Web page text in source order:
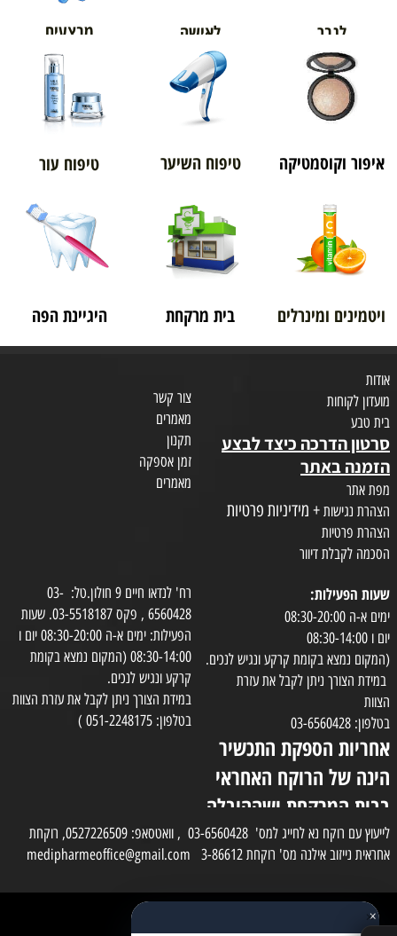
לגבר לאישה מבצעים
איפור וקוסמטיקה טיפוח השיער טיפוח עור
ויטמינים ומינרלים בית מרקחת היגיינת הפה
אודות
מועדון לקוחות
בית טבע
סרטון הדרכה כיצד לבצע
הזמנה באתר
מפת אתר
הצהרת נגישות + מידיניות פרטיות
הצהרת פרטיות
הסכמה לקבלת דיוור
צור קשר
מאמרים
תקנון
זמן אספקה
מאמרים
שעות הפעילות:
ימים א-ה 08:30-20:00
יום ו 08:30-14:00
(המקום נמצא בקומת קרקע ונגיש לנכים.
במידת הצורך ניתן לקבל את עזרת
הצוות
בטלפון: 03-6560428
אחריות הספקת התכשיר
הינה של הרוקח האחראי
בבית המרקחת ושההובלה
בפועל תעשה בעזרת
השליח
רח' לנדאו חיים 9 חולון.טל: 03-
6560428 , פקס 03-5518187. שעות
הפעילות: ימים א-ה 08:30-20:00 יום ו
08:30-14:00 (המקום נמצא בקומת
קרקע ונגיש לנכים.
במידת הצורך ניתן לקבל את עזרת הצוות
בטלפון: 051-2248175 )
לייעוץ עם רוקח נא לחייג למס' 03-6560428 , וואטסאפ: 0527226509, רוקחת
אחראית נייזוב אילנה מס' רוקחת 3-86612 medipharmeoffice@gmail.com
✕×